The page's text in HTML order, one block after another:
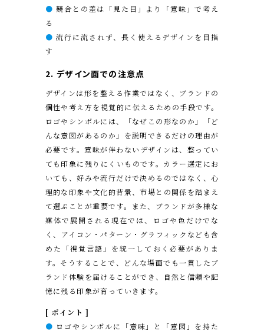
● 競合との差は「見た目」より「意味」で考え
る
● 流行に流されず、長く使えるデザインを目指
す
2. デザイン面での注意点
デザインは形を整える作業ではなく、ブランドの
個性や考え方を視覚的に伝えるための手段です。
ロゴやシンボルには、「なぜこの形なのか」「ど
んな意図があるのか」を説明できるだけの理由が
必要です。意味が伴わないデザインは、整ってい
ても印象に残りにくいものです。カラー選定にお
いても、好みや流行だけで決めるのではなく、心
理的な印象や文化的背景、市場との関係を踏まえ
て選ぶことが重要です。また、ブランドが多様な
媒体で展開される現在では、ロゴや色だけでな
く、アイコン・パターン・グラフィックなども含
めた「視覚言語」を統一しておく必要がありま
す。そうすることで、どんな場面でも一貫したブ
ランド体験を届けることができ、自然と信頼や記
憶に残る印象が育っていきます。
[ ポイント ]
● ロゴやシンボルに「意味」と「意図」を持た